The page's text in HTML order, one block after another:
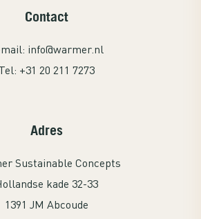
Adres
Sustainable Concepts
kade 32-33
1391 JM Abcoude
Contact
info@warmer.nl
Tel: +31 20 211 7273